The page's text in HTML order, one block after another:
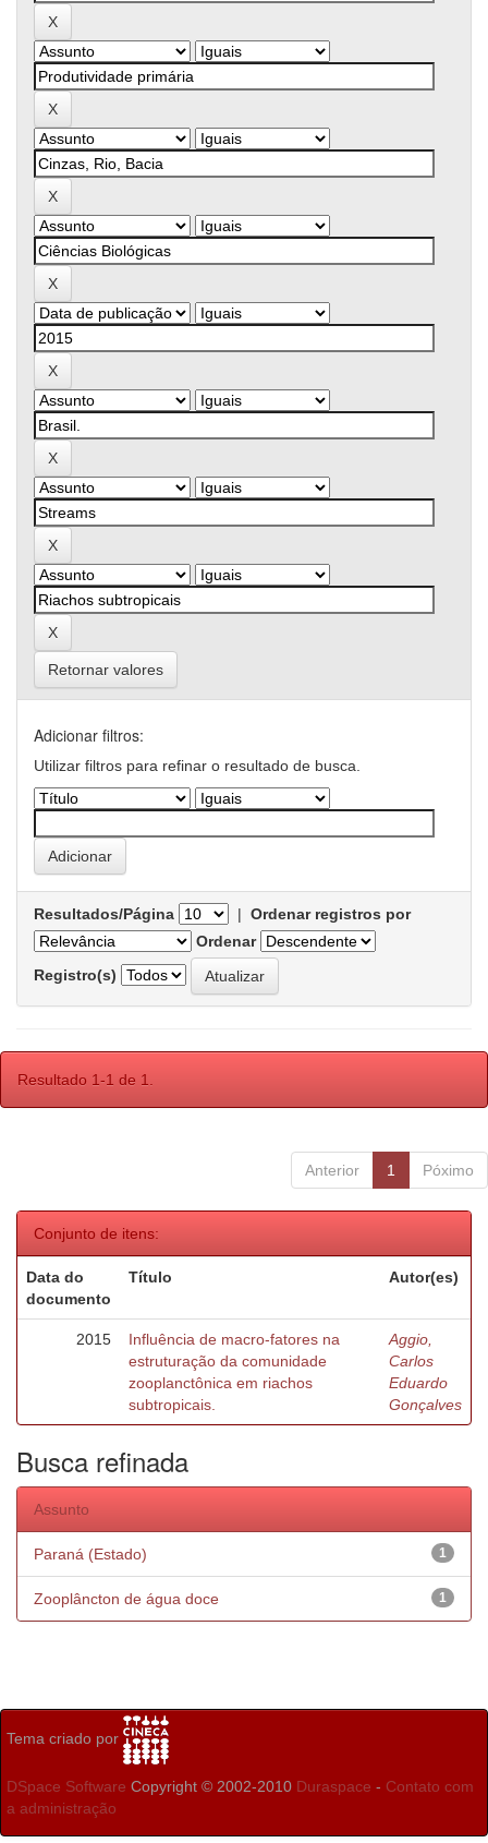
Retornar valores
Adicionar filtros:
Utilizar filtros para refinar o resultado de busca.
Resultados/Página | Ordenar registros por
Ordenar
Registro(s)
Resultado 1-1 de 1.
Anterior 1 Póximo
Conjunto de itens:
Data do
documento
Título Autor(es)
2015
Influência de macro-fatores na
estruturação da comunidade
zooplanctônica em riachos
subtropicais.
Aggio,
Carlos
Eduardo
Gonçalves
Busca refinada
Assunto
1
Paraná (Estado)
1
Zooplâncton de água doce
Tema criado por
DSpace Software Copyright © 2002-2010 Duraspace - Contato com
a administração